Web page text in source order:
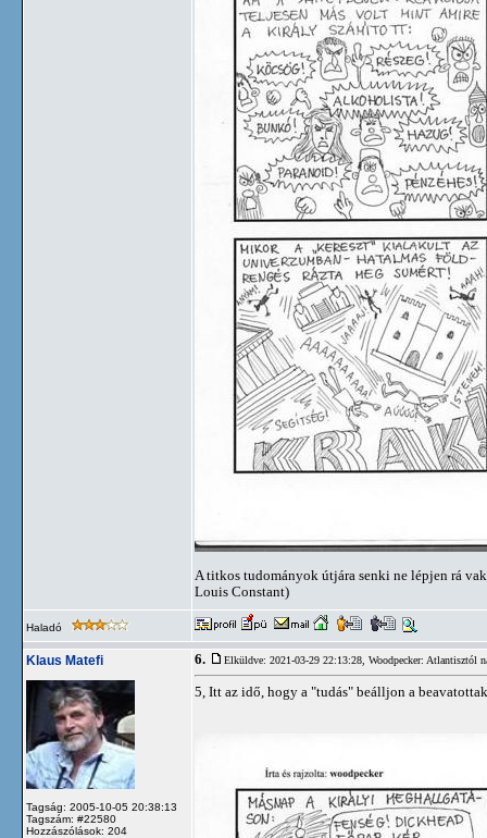
A titkos tudományok útjára senki ne lépjen rá
Louis Constant)
Haladó
Klaus Matefi
Tagság: 2005-10-05 20:38:13
Tagszám: #22580
Hozzászólások: 204
6. Elküldve: 2021-03-29 22:13:28, Woodpecker: Atlantisztól
5, Itt az idő, hogy a "tudás" beálljon a